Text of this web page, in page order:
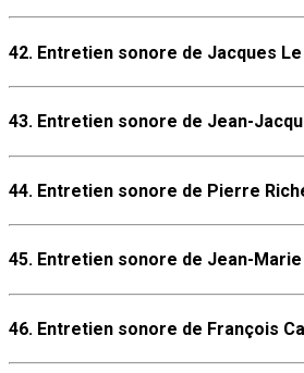
42. Entretien sonore de Jacques
43. Entretien sonore de Jean-
44. Entretien sonore de Pierre
45. Entretien sonore de Jean-
46. Entretien sonore de François